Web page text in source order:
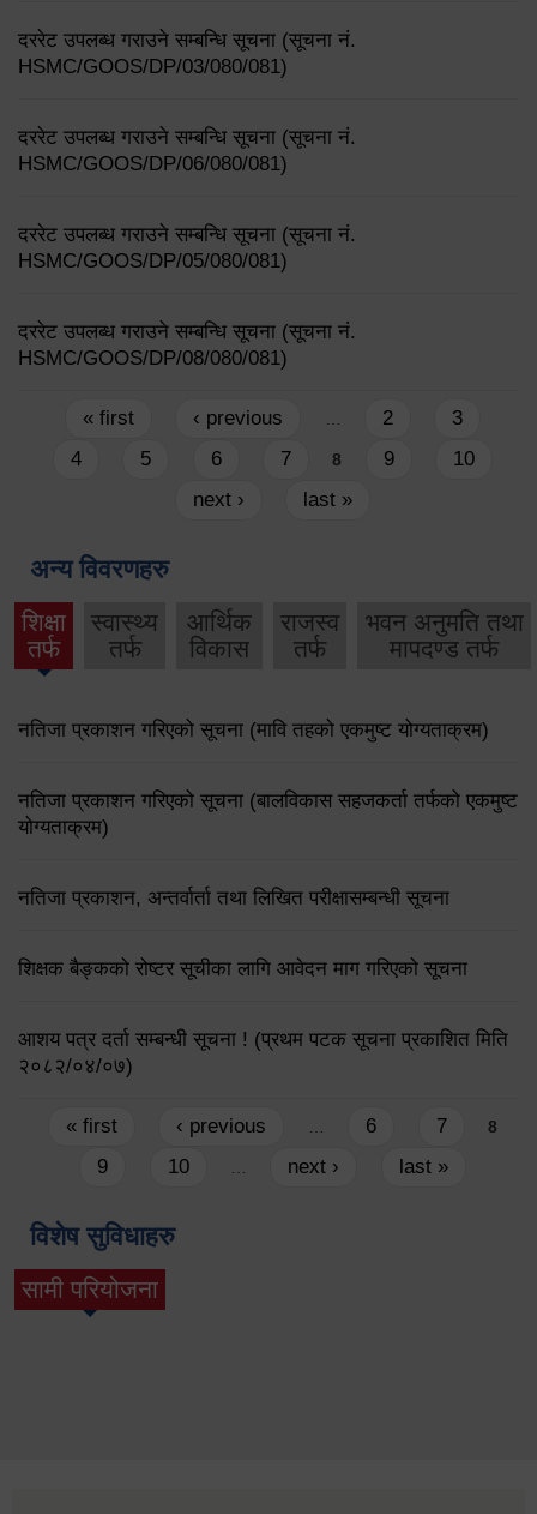
दररेट उपलब्ध गराउने सम्बन्धि सूचना (सूचना नं.
HSMC/GOOS/DP/03/080/081)
दररेट उपलब्ध गराउने सम्बन्धि सूचना (सूचना नं.
HSMC/GOOS/DP/06/080/081)
दररेट उपलब्ध गराउने सम्बन्धि सूचना (सूचना नं.
HSMC/GOOS/DP/05/080/081)
दररेट उपलब्ध गराउने सम्बन्धि सूचना (सूचना नं.
HSMC/GOOS/DP/08/080/081)
Pages
« first ‹ previous 2
3
4
5 6 7 8 9
10
next ›
last »
अन्य विवरणहरु
शिक्षा
तर्फ
स्वास्थ्य
तर्फ
आर्थिक
विकास
राजस्व
तर्फ
भवन अनुमति तथा
मापदण्ड तर्फ
नतिजा प्रकाशन गरिएको सूचना (मावि तहको एकमुष्ट योग्यताक्रम)
नतिजा प्रकाशन गरिएको सूचना (बालविकास सहजकर्ता तर्फको एकमुष्ट
योग्यताक्रम)
नतिजा प्रकाशन, अन्तर्वार्ता तथा लिखित परीक्षासम्बन्धी सूचना
शिक्षक बैङ्कको रोष्टर सूचीका लागि आवेदन माग गरिएको सूचना
आशय पत्र दर्ता सम्बन्धी सूचना ! (प्रथम पटक सूचना प्रकाशित मिति
२०८२/०४/०७)
Pages
« first ‹ previous 6 7 8
9 10 next › last »
विशेष सुविधाहरु
सामी परियोजना
(active tab)